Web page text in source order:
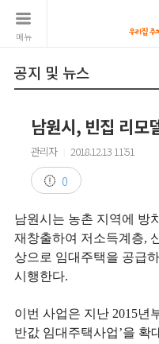
메뉴
공지 및 뉴스
남원시, 빈집 리모
관리자 2018.12.13 11:51
0
남원시는 농촌 지역에 방
재창출하여 저소득계층,
상으로 임대주택을 공급
시행한다.
이번 사업은 지난 2015년
반값 임대주택사업’을 확